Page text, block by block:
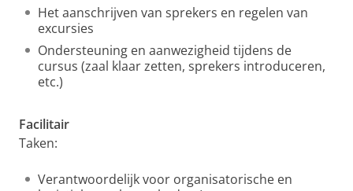
Het aanschrijven van sprekers en regelen van
excursies
Ondersteuning en aanwezigheid tijdens de
cursus (zaal klaar zetten, sprekers introduceren,
etc.)
Facilitair
Taken:
Verantwoordelijk voor organisatorische en